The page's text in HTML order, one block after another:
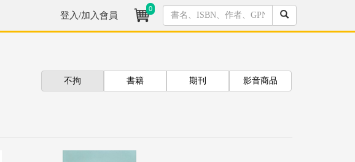
登入/加入會員
0
不拘 書籍 期刊 影音商品